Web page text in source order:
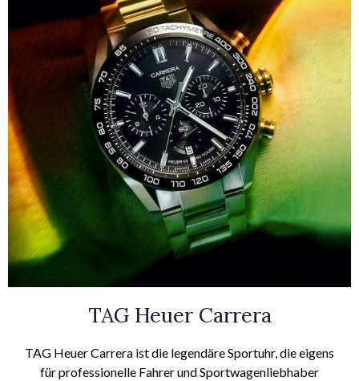
TAG Heuer Carrera
TAG Heuer Carrera ist die legendäre Sportuhr, die eigens
für professionelle Fahrer und Sportwagenliebhaber